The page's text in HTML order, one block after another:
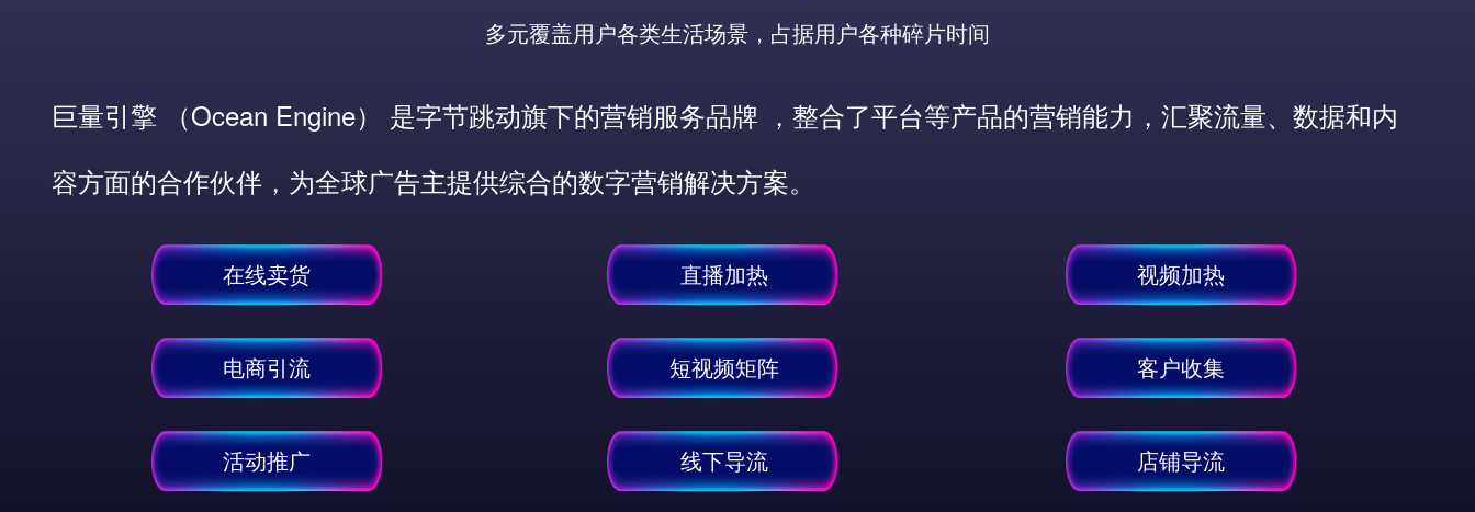
多元覆盖用户各类生活场景，占据用户各种碎片时间
巨量引擎 （Ocean Engine） 是字节跳动旗下的营销服务品牌 ，整合了平台等产品的营销能力，汇聚流量、数据和内
容方面的合作伙伴，为全球广告主提供综合的数字营销解决方案。
在线卖货 直播加热 视频加热
电商引流 短视频矩阵 客户收集
活动推广 线下导流 店铺导流